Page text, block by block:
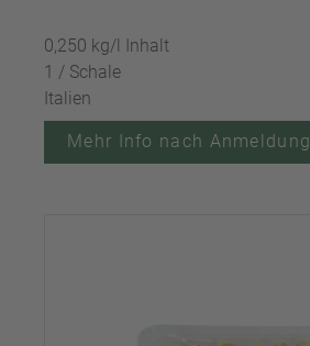
0,250 kg/l Inhalt
1 / Schale
Italien
Mehr Info nach Anmeldung